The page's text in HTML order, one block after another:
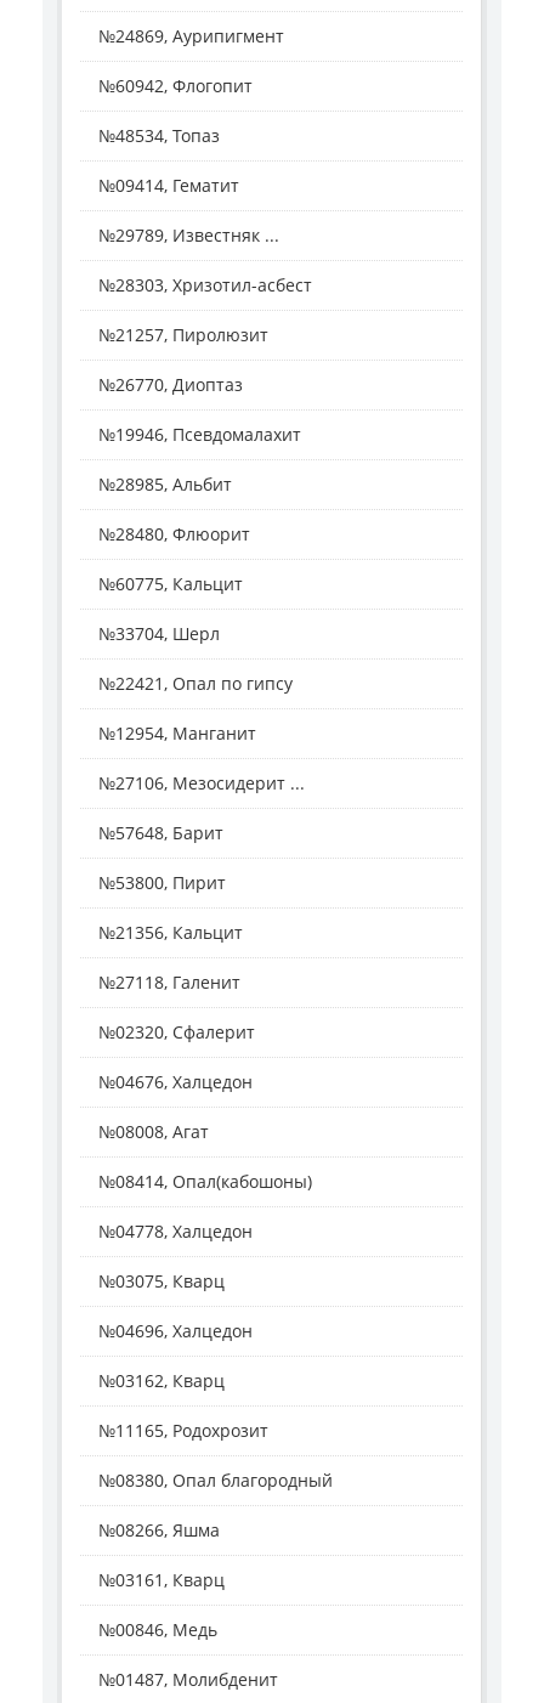
№24869, Аурипигмент
№60942, Флогопит
№48534, Топаз
№09414, Гематит
№29789, Известняк ...
№28303, Хризотил-асбест
№21257, Пиролюзит
№26770, Диоптаз
№19946, Псевдомалахит
№28985, Альбит
№28480, Флюорит
№60775, Кальцит
№33704, Шерл
№22421, Опал по гипсу
№12954, Манганит
№27106, Мезосидерит ...
№57648, Барит
№53800, Пирит
№21356, Кальцит
№27118, Галенит
№02320, Сфалерит
№04676, Халцедон
№08008, Агат
№08414, Опал(кабошоны)
№04778, Халцедон
№03075, Кварц
№04696, Халцедон
№03162, Кварц
№11165, Родохрозит
№08380, Опал благородный
№08266, Яшма
№03161, Кварц
№00846, Медь
№01487, Молибденит